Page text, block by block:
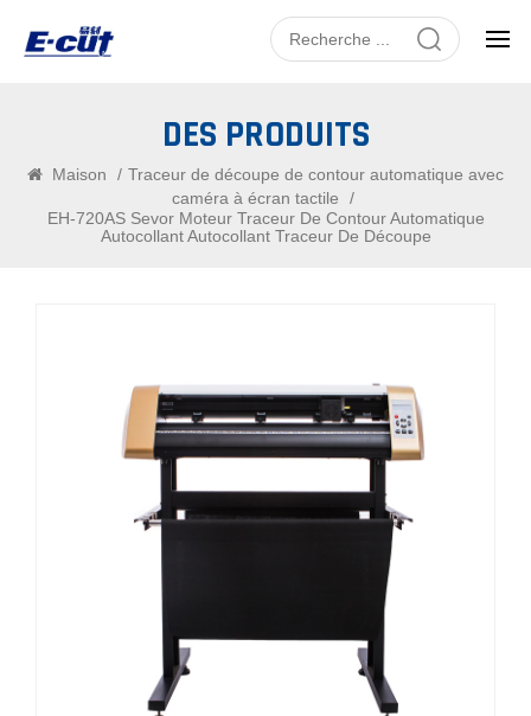
DES PRODUITS
Maison / Traceur de découpe de contour automatique avec
caméra à écran tactile
/
EH-720AS Sevor Moteur Traceur De Contour Automatique
Autocollant Autocollant Traceur De Découpe